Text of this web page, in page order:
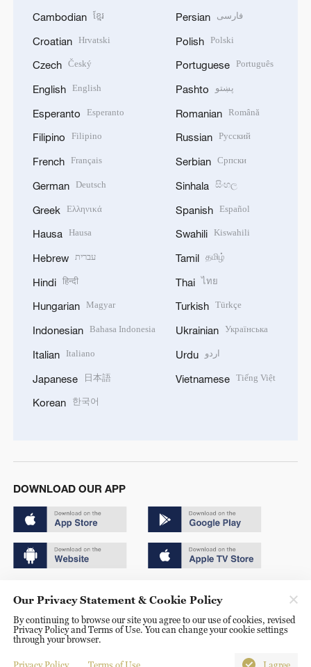
Cambodian ខ្មែរ
Croatian Hrvatski
Czech Český
English English
Esperanto Esperanto
Filipino Filipino
French Français
German Deutsch
Greek Ελληνικά
Hausa Hausa
Hebrew עברית
Hindi हिन्दी
Hungarian Magyar
Indonesian Bahasa Indonesia
Italian Italiano
Japanese 日本語
Korean 한국어
Persian فارسی
Polish Polski
Portuguese Português
Pashto پښتو
Romanian Română
Russian Русский
Serbian Српски
Sinhala සිංහල
Spanish Español
Swahili Kiswahili
Tamil தமிழ்
Thai ไทย
Turkish Türkçe
Ukrainian Українська
Urdu اردو
Vietnamese Tiếng Việt
DOWNLOAD OUR APP
京ICP备20000184号
京公网安备 11010502050052号
Disinformation report hotline: 010-85061466
Our Privacy Statement & Cookie Policy
By continuing to browse our site you agree to our use of cookies, revised
Privacy Policy and Terms of Use. You can change your cookie settings
through your browser.
Privacy Policy Terms of Use I agree